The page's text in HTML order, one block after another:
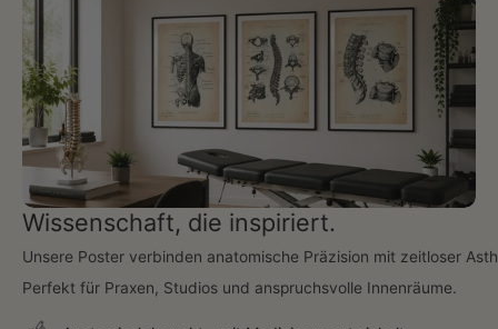
Wissenschaft, die inspiriert.
Unsere Poster verbinden anatomische Präzision mit zeitloser
Perfekt für Praxen, Studios und anspruchsvolle Innenräume.